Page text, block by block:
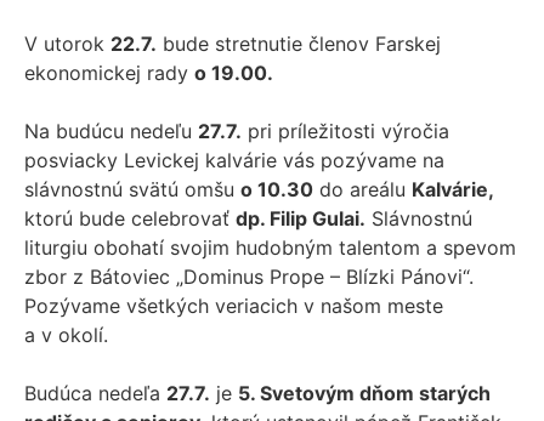
V utorok 22.7. bude stretnutie členov Farskej
ekonomickej rady o 19.00.
Na budúcu nedeľu 27.7. pri príležitosti výročia
posviacky Levickej kalvárie vás pozývame na
slávnostnú svätú omšu o 10.30 do areálu Kalvárie,
ktorú bude celebrovať dp. Filip Gulai. Slávnostnú
liturgiu obohatí svojim hudobným talentom a spevom
zbor z Bátoviec „Dominus Prope – Blízki Pánovi“.
Pozývame všetkých veriacich v našom meste
a v okolí.
Budúca nedeľa 27.7. je 5. Svetovým dňom starých